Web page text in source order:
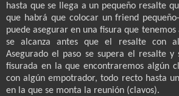
hasta que se llega a un pequeño resalte
que habrá que colocar un friend
puede asegurar en una fisura que
se alcanza antes que el resalte con
Asegurado el paso se supera el resalte y
fisurada en la que encontraremos algún
con algún empotrador, todo recto hasta
en la que se monta la reunión (clavos).